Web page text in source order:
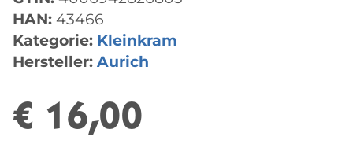
HAN: 43466
Kategorie: Kleinkram
Hersteller: Aurich
€ 16,00